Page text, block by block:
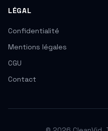
LÉGAL
Confidentialité
Mentions légales
CGU
Contact